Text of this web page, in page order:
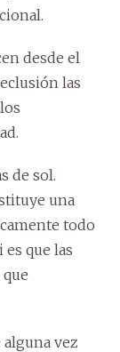
desde el
las
de sol.
una
todo
es que las
alguna vez